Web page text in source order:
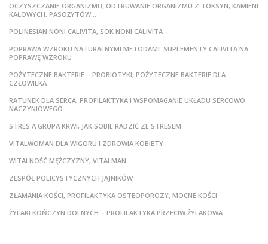
OCZYSZCZANIE ORGANIZMU, ODTRUWANIE ORGANIZMU Z TOKSYN, KAMIENI
KAŁOWYCH, PASOŻYTÓW…
POLINESIAN NONI CALIVITA, SOK NONI CALIVITA
POPRAWA WZROKU NATURALNYMI METODAMI. SUPLEMENTY CALIVITA NA
POPRAWĘ WZROKU
POŻYTECZNE BAKTERIE – PROBIOTYKI, POŻYTECZNE BAKTERIE DLA
CZŁOWIEKA
RATUNEK DLA SERCA, PROFILAKTYKA I WSPOMAGANIE UKŁADU SERCOWO
NACZYNIOWEGO
STRES A GRUPA KRWI, JAK SOBIE RADZIĆ ZE STRESEM
VITALWOMAN DLA WIGORU I ZDROWIA KOBIETY
WITALNOŚĆ MĘŻCZYZNY, VITALMAN
ZESPÓŁ POLICYSTYCZNYCH JAJNIKÓW
ZŁAMANIA KOŚCI, PROFILAKTYKA OSTEOPOROZY, MOCNE KOŚCI
ŻYLAKI KOŃCZYN DOLNYCH – PROFILAKTYKA PRZECIW ŻYLAKOWA